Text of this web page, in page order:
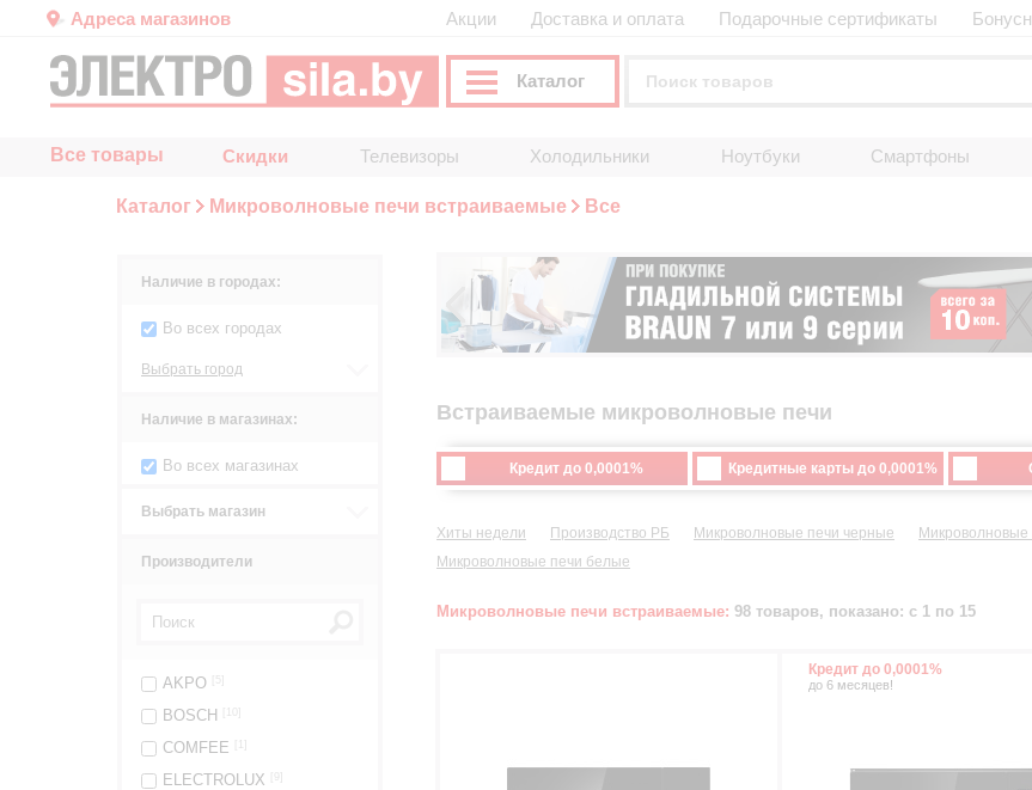
Адреса магазинов Акции Доставка и оплата Подарочные сертификаты
Каталог
Все товары Скидки Телевизоры Холодильники Ноутбуки Смартфоны
Каталог Микроволновые печи встраиваемые Все
Наличие в городах:
Во всех городах
Выбрать город
Наличие в магазинах:
Во всех магазинах
Выбрать магазин
Производители
AKPO [5]
BOSCH
COMFEE
ELECTROLUX
Встраиваемые микроволновые печи
Кредит до 0,0001% Кредитные карты до 0,0001%
Хиты недели Производство РБ Микроволновые печи черные Микроволновые
Микроволновые печи белые
Микроволновые печи встраиваемые: 98 товаров, показано: с 1 по 15
Кредит до 0,0001%
до 6 месяцев!